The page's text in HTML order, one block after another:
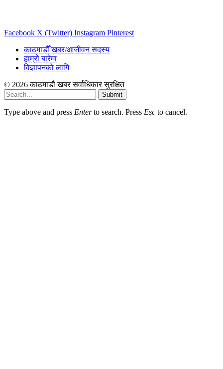
Facebook X (Twitter) Instagram Pinterest
काठमाडौँ खबर/आजीवन सदस्य
हाम्रो बारेमा
विज्ञापनको लागि
© 2026 काठमाडौं खबर सर्वाधिकार सुरक्षित
Submit
Type above and press Enterto search. Press Esc to cancel.